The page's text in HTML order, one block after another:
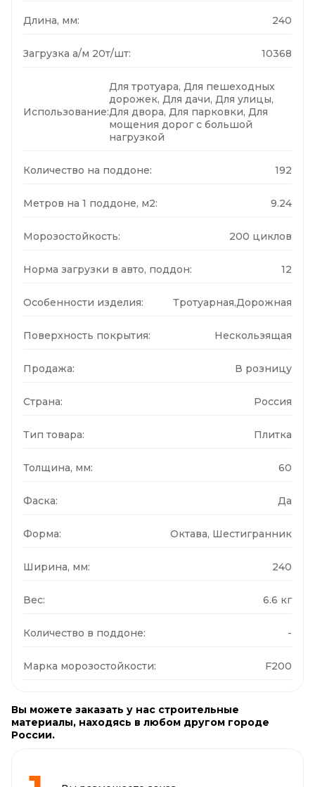
Длина, мм: 240
Загрузка а/м 20т/шт: 10368
Использование:
Для тротуара, Для пешеходных
дорожек, Для дачи, Для улицы,
Для двора, Для парковки, Для
мощения дорог с большой
нагрузкой
Количество на поддоне: 192
Метров на 1 поддоне, м2: 9.24
Морозостойкость: 200 циклов
Норма загрузки в авто, поддон: 12
Особенности изделия: Тротуарная,Дорожная
Поверхность покрытия: Нескользящая
Продажа: В розницу
Страна: Россия
Тип товара: Плитка
Толщина, мм: 60
Фаска: Да
Форма: Октава, Шестигранник
Ширина, мм: 240
Вес: 6.6 кг
Количество в поддоне: -
Марка морозостойкости: F200
Вы можете заказать у нас строительные
материалы, находясь в любом другом городе
России.